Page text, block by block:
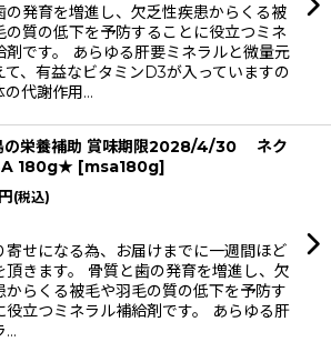
の発育を増進し、欠乏性疾患からくる被
の質の低下を予防することに役立つミネ
剤です。 あらゆる肝要ミネラルと微量元
て、有益なビタミンD3が入っていますの
の代謝作用…
の栄養補助 賞味期限2028/4/30 ネク
180g★ [msa180g]
円 (税込)
せになる為、お届けまでに一週間ほど
頂きます。 骨質と歯の発育を増進し、欠
からくる被毛や羽毛の質の低下を予防す
役立つミネラル補給剤です。 あらゆる肝
…